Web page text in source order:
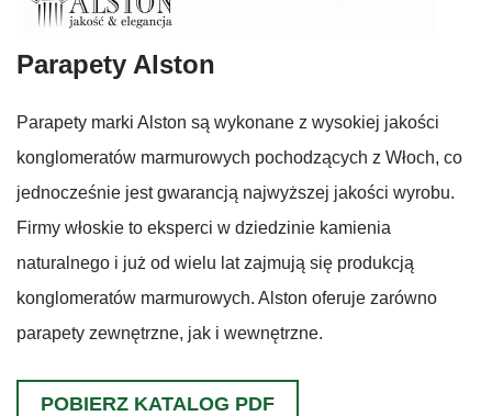
Parapety Alston
Parapety marki Alston są wykonane z wysokiej jakości
konglomeratów marmurowych pochodzących z Włoch, co
jednocześnie jest gwarancją najwyższej jakości wyrobu.
Firmy włoskie to eksperci w dziedzinie kamienia
naturalnego i już od wielu lat zajmują się produkcją
konglomeratów marmurowych. Alston oferuje zarówno
parapety zewnętrzne, jak i wewnętrzne.
POBIERZ KATALOG PDF